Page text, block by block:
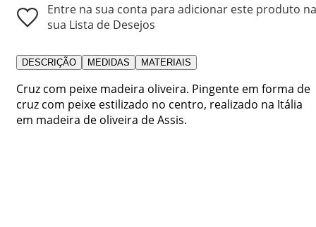
Entre na sua conta para adicionar este produto na
sua Lista de Desejos
DESCRIÇÃO MEDIDAS MATERIAIS
Cruz com peixe madeira oliveira. Pingente em forma de
cruz com peixe estilizado no centro, realizado na Itália
em madeira de oliveira de Assis.